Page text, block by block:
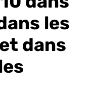
les
dans